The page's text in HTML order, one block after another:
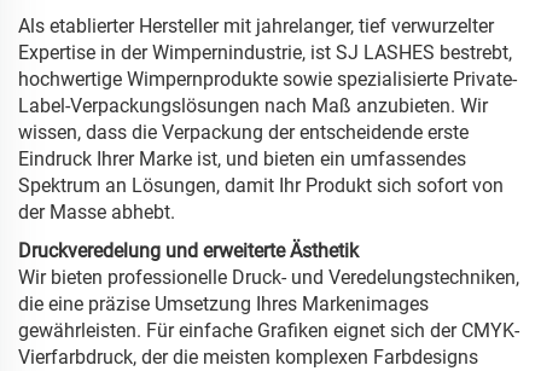
Als etablierter Hersteller mit jahrelanger, tief verwurzelter
Expertise in der Wimpernindustrie, ist SJ LASHES bestrebt,
hochwertige Wimpernprodukte sowie spezialisierte Private-
Label-Verpackungslösungen nach Maß anzubieten. Wir
wissen, dass die Verpackung der entscheidende erste
Eindruck Ihrer Marke ist, und bieten ein umfassendes
Spektrum an Lösungen, damit Ihr Produkt sich sofort von
der Masse abhebt.
Druckveredelung und erweiterte Ästhetik
Wir bieten professionelle Druck- und Veredelungstechniken,
die eine präzise Umsetzung Ihres Markenimages
gewährleisten. Für einfache Grafiken eignet sich der CMYK-
Vierfarbdruck, der die meisten komplexen Farbdesigns